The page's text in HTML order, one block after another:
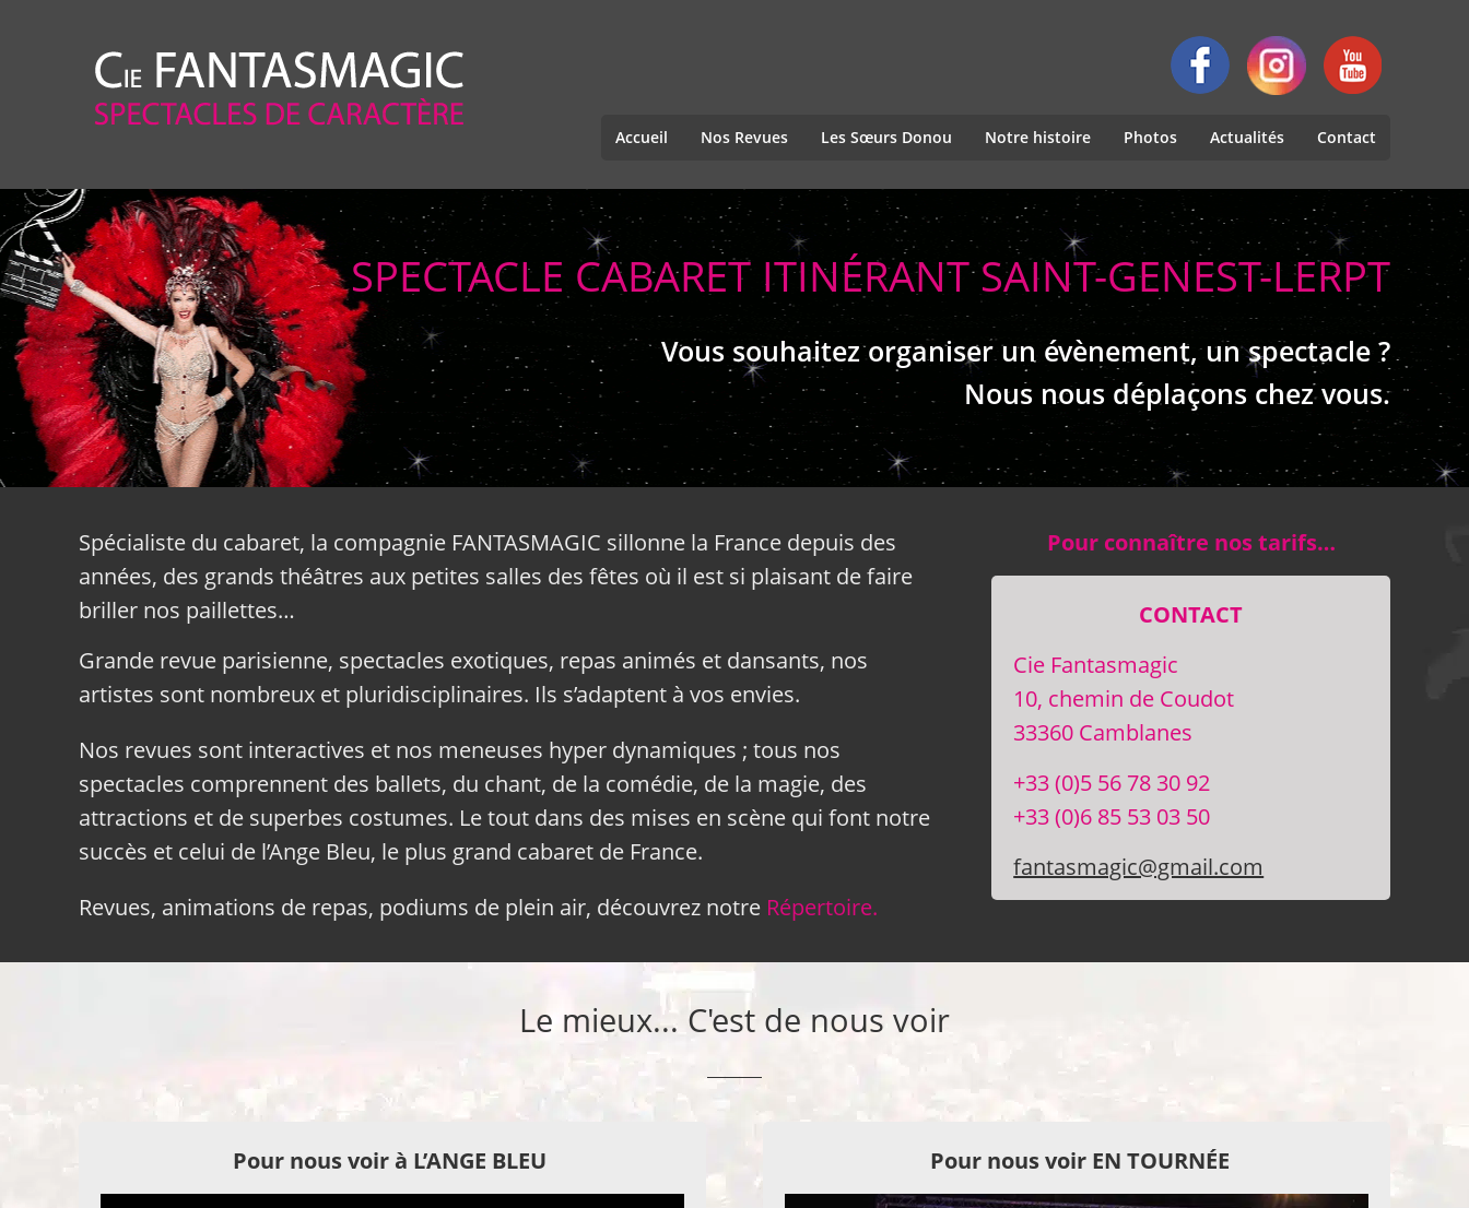
Accueil Nos Revues Les Sœurs Donou Notre histoire Photos Actualités Contact
SPECTACLE CABARET ITINÉRANT SAINT-GENEST-LERPT
Vous souhaitez organiser un évènement, un spectacle ?
Nous nous déplaçons chez vous.
Spécialiste du cabaret, la compagnie FANTASMAGIC sillonne la France depuis des
années, des grands théâtres aux petites salles des fêtes où il est si plaisant de faire
briller nos paillettes…
Grande revue parisienne, spectacles exotiques, repas animés et dansants, nos
artistes sont nombreux et pluridisciplinaires. Ils s’adaptent à vos envies.
Nos revues sont interactives et nos meneuses hyper dynamiques ; tous nos
spectacles comprennent des ballets, du chant, de la comédie, de la magie, des
attractions et de superbes costumes. Le tout dans des mises en scène qui font notre
succès et celui de l’Ange Bleu, le plus grand cabaret de France.
Revues, animations de repas, podiums de plein air, découvrez notre Répertoire.
Pour connaître nos tarifs…
CONTACT
Cie Fantasmagic
10, chemin de Coudot
33360 Camblanes
+33 (0)5 56 78 30 92
+33 (0)6 85 53 03 50
fantasmagic@gmail.com
Le mieux... C'est de nous voir
Pour nous voir à L’ANGE BLEU Pour nous voir EN TOURNÉE